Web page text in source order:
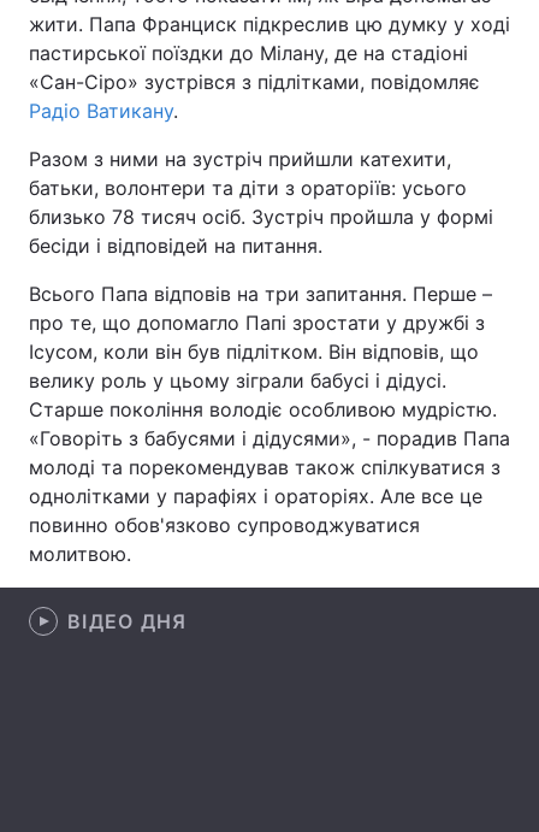
Головна
Україна Політика
Економіка Світ
Спорт
Техно і зв'язок Лайт
Зброя Інциденти
Здоров'я Туризм
Цікавинки Погода
Екологія Регіони
жити. Папа Франциск підкреслив цю думку у ході
пастирської поїздки до Мілану, де на стадіоні
«Сан-Сіро» зустрівся з підлітками, повідомляє
Радіо Ватикану.
Разом з ними на зустріч прийшли катехити,
батьки, волонтери та діти з ораторіїв: усього
близько 78 тисяч осіб. Зустріч пройшла у формі
бесіди і відповідей на питання.
Всього Папа відповів на три запитання. Перше –
про те, що допомагло Папі зростати у дружбі з
Ісусом, коли він був підлітком. Він відповів, що
велику роль у цьому зіграли бабусі і дідусі.
Старше покоління володіє особливою мудрістю.
«Говоріть з бабусями і дідусями», - порадив Папа
молоді та порекомендував також спілкуватися з
однолітками у парафіях і ораторіях. Але все це
повинно обов'язково супроводжуватися
молитвою.
ВІДЕО ДНЯ